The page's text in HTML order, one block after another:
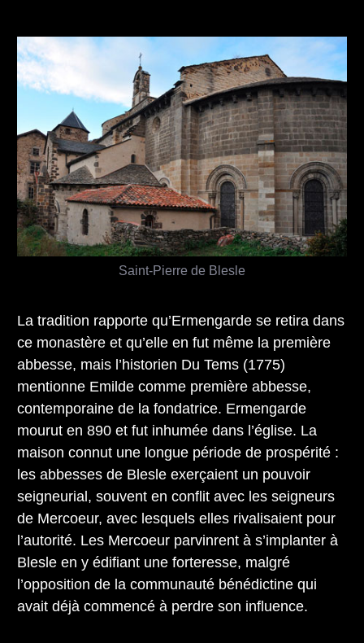
La tradition rapporte qu’Ermengarde se retira dans
ce monastère et qu’elle en fut même la première
abbesse, mais l’historien Du Tems (1775)
mentionne Emilde comme première abbesse,
contemporaine de la fondatrice. Ermengarde
mourut en 890 et fut inhumée dans l’église. La
maison connut une longue période de prospérité :
les abbesses de Blesle exerçaient un pouvoir
seigneurial, souvent en conflit avec les seigneurs
de Mercoeur, avec lesquels elles rivalisaient pour
l’autorité. Les Mercoeur parvinrent à s’implanter à
Blesle en y édifiant une forteresse, malgré
l’opposition de la communauté bénédictine qui
avait déjà commencé à perdre son influence.
Saint-Pierre de Blesle